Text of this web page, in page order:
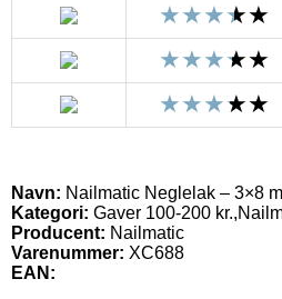
Navn: Nailmatic Neglelak – 3×8
Kategori: Gaver 100-200
Producent: Nailmatic
Varenummer: XC688
EAN: